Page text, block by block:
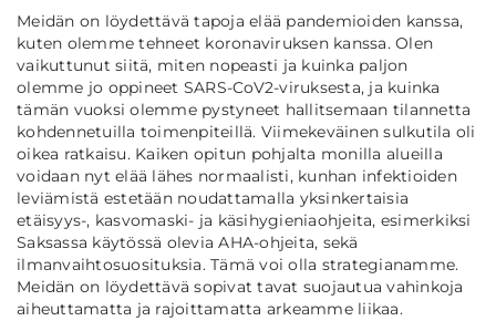
Meidän on löydettävä tapoja elää pandemioiden kanssa,
kuten olemme tehneet koronaviruksen kanssa. Olen
vaikuttunut siitä, miten nopeasti ja kuinka paljon
olemme jo oppineet SARS-CoV2-viruksesta, ja kuinka
tämän vuoksi olemme pystyneet hallitsemaan tilannetta
kohdennetuilla toimenpiteillä. Viimekeväinen sulkutila oli
oikea ratkaisu. Kaiken opitun pohjalta monilla alueilla
voidaan nyt elää lähes normaalisti, kunhan infektioiden
leviämistä estetään noudattamalla yksinkertaisia
etäisyys-, kasvomaski- ja käsihygieniaohjeita, esimerkiksi
Saksassa käytössä olevia AHA-ohjeita, sekä
ilmanvaihtosuosituksia. Tämä voi olla strategianamme.
Meidän on löydettävä sopivat tavat suojautua vahinkoja
aiheuttamatta ja rajoittamatta arkeamme liikaa.